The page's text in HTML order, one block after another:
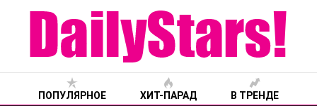
ПОПУЛЯРНОЕ ХИТ-ПАРАД В ТРЕНДЕ